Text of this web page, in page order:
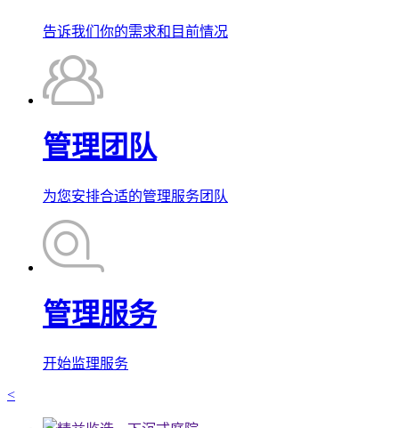
告诉我们你的需求和目前情况
管理团队
为您安排合适的管理服务团队
管理服务
开始监理服务
<